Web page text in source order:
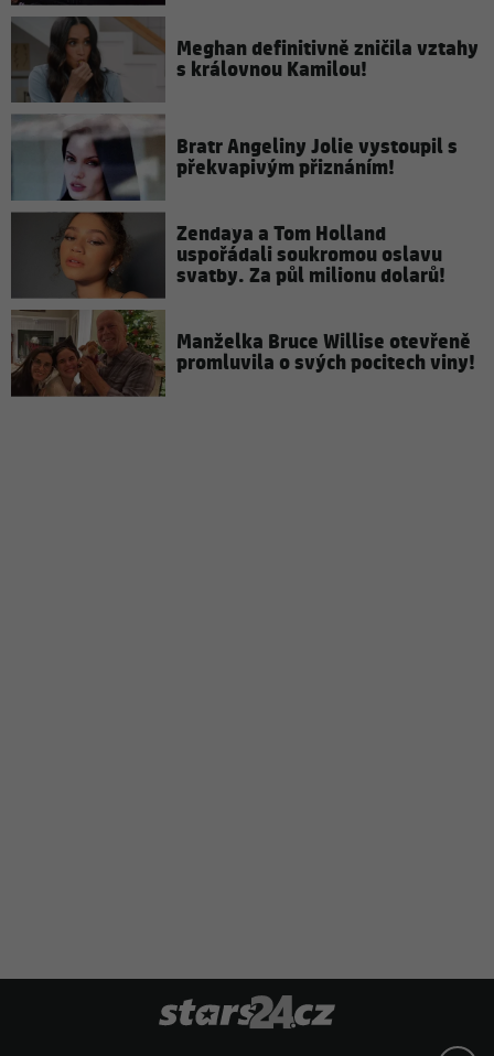
Meghan definitivně zničila vztahy
s královnou Kamilou!
Bratr Angeliny Jolie vystoupil s
překvapivým přiznáním!
Zendaya a Tom Holland
uspořádali soukromou oslavu
svatby. Za půl milionu dolarů!
Manželka Bruce Willise otevřeně
promluvila o svých pocitech viny!